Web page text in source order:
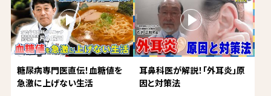
糖尿病専門医直伝！血糖値を
急激に上げない生活
耳鼻科医が解説！「外耳炎」原
因と対策法